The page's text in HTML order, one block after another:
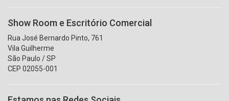
Show Room e Escritório Comercial
Rua José Bernardo Pinto, 761
Vila Guilherme
São Paulo / SP
CEP 02055-001